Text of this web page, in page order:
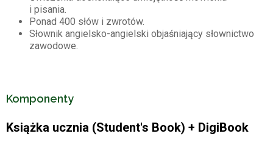
i pisania.
Ponad 400 słów i zwrotów.
Słownik angielsko-angielski objaśniający słownictwo
zawodowe.
Komponenty
Książka ucznia (Student's Book) + DigiBook